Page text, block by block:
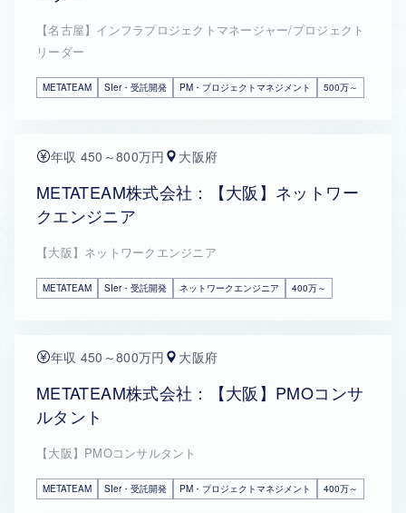
【名古屋】インフラプロジェクトマネージャー/プロジェクト
リーダー
METATEAM SIer・受託開発 PM・プロジェクトマネジメント 500万～
年収 450～800万円 大阪府
METATEAM株式会社：【大阪】ネットワー
クエンジニア
【大阪】ネットワークエンジニア
METATEAM SIer・受託開発 ネットワークエンジニア 400万～
年収 450～800万円 大阪府
METATEAM株式会社：【大阪】PMOコンサ
ルタント
【大阪】PMOコンサルタント
METATEAM SIer・受託開発 PM・プロジェクトマネジメント 400万～